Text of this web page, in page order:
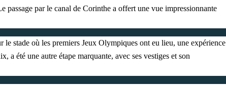
passage par le canal de Corinthe a offert une vue impressionnante
stade où les premiers Jeux Olympiques ont eu lieu, une expérience
a été une autre étape marquante, avec ses vestiges et son